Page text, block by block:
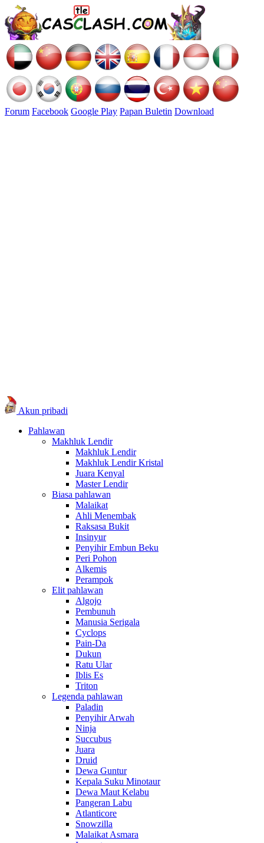
Forum Facebook Google Play Papan Buletin Download
Akun pribadi
Pahlawan
Makhluk Lendir
Makhluk Lendir
Makhluk Lendir Kristal
Juara Kenyal
Master Lendir
Biasa pahlawan
Malaikat
Ahli Menembak
Raksasa Bukit
Insinyur
Penyihir Embun Beku
Peri Pohon
Alkemis
Perampok
Elit pahlawan
Algojo
Pembunuh
Manusia Serigala
Cyclops
Pain-Da
Dukun
Ratu Ular
Iblis Es
Triton
Legenda pahlawan
Paladin
Penyihir Arwah
Ninja
Succubus
Juara
Druid
Dewa Guntur
Kepala Suku Minotaur
Dewa Maut Kelabu
Pangeran Labu
Atlanticore
Snowzilla
Malaikat Asmara